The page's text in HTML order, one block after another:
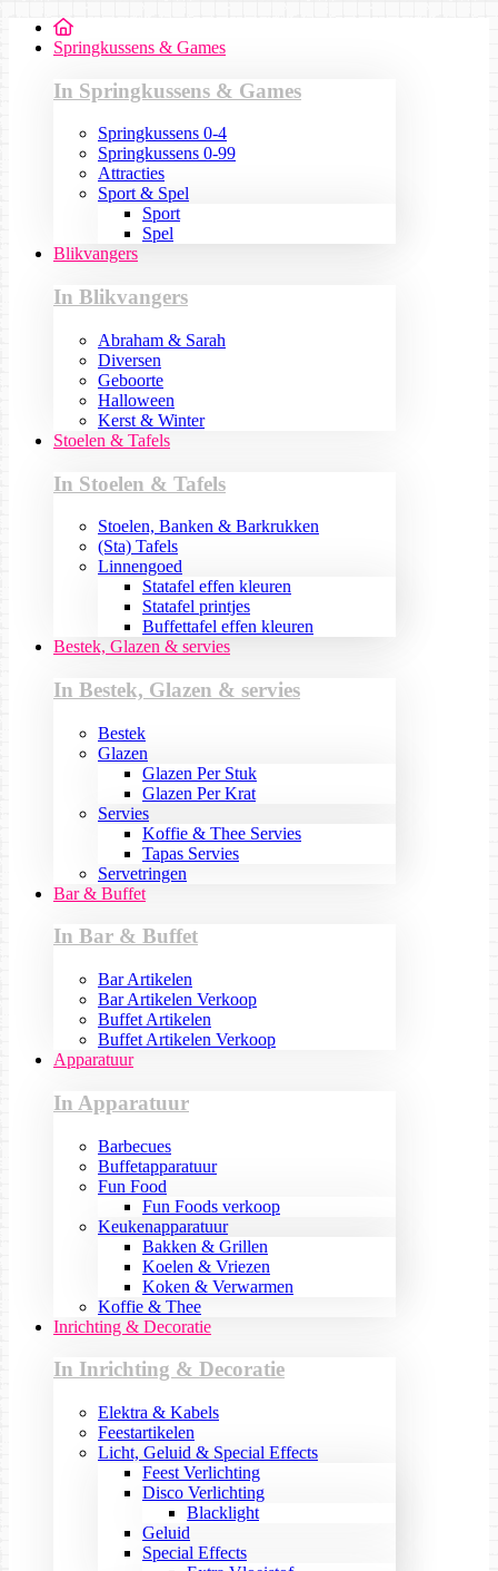
Springkussens & Games
In Springkussens & Games
Springkussens 0-4
Springkussens 0-99
Attracties
Sport & Spel
Sport
Spel
Blikvangers
In Blikvangers
Abraham & Sarah
Diversen
Geboorte
Halloween
Kerst & Winter
Stoelen & Tafels
In Stoelen & Tafels
Stoelen, Banken & Barkrukken
(Sta) Tafels
Linnengoed
Statafel effen kleuren
Statafel printjes
Buffettafel effen kleuren
Bestek, Glazen & servies
In Bestek, Glazen & servies
Bestek
Glazen
Glazen Per Stuk
Glazen Per Krat
Servies
Koffie & Thee Servies
Tapas Servies
Servetringen
Bar & Buffet
In Bar & Buffet
Bar Artikelen
Bar Artikelen Verkoop
Buffet Artikelen
Buffet Artikelen Verkoop
Apparatuur
In Apparatuur
Barbecues
Buffetapparatuur
Fun Food
Fun Foods verkoop
Keukenapparatuur
Bakken & Grillen
Koelen & Vriezen
Koken & Verwarmen
Koffie & Thee
Inrichting & Decoratie
In Inrichting & Decoratie
Elektra & Kabels
Feestartikelen
Licht, Geluid & Special Effects
Feest Verlichting
Disco Verlichting
Blacklight
Geluid
Special Effects